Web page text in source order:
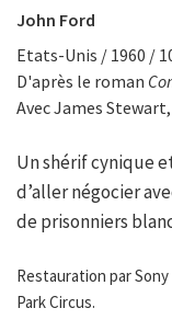
John Ford
Etats-Unis / 1960 /
D'après le roman
Avec James
Un shérif cynique
d’aller négocier
de prisonniers
Restauration par
Park Circus.